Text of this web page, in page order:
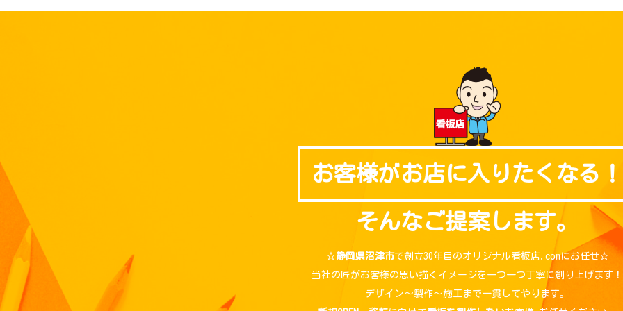
お客様がお店に入りたくなる！
そんなご提案します。
☆静岡県沼津市で創立30年目のオリジナル看板店.comにお任せ☆
当社の匠がお客様の思い描くイメージを一つ一つ丁寧に創り上げます！
デザイン～製作～施工まで一貫してやります。